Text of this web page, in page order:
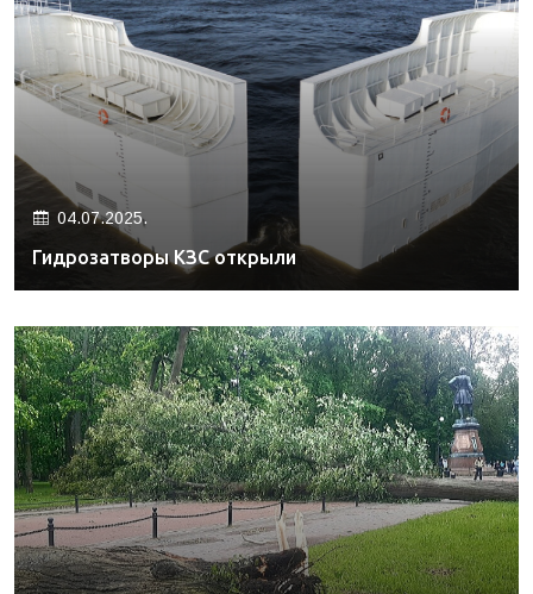
04.07.2025.
Гидрозатворы КЗС открыли